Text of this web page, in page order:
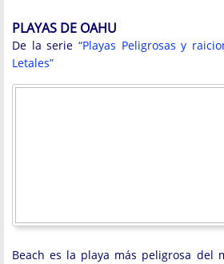
PLAYAS DE OAHU
De la serie “Playas Peligrosas y
Letales”
Beach es la playa más peligrosa del